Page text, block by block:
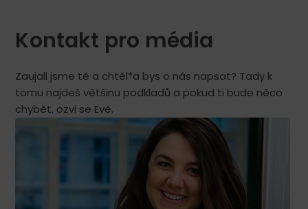
Kontakt pro média
Zaujali jsme tě a chtěl*a bys o nás napsat? Tady k
tomu najdeš většinu podkladů a pokud ti bude něco
chybět, ozvi se Evě.